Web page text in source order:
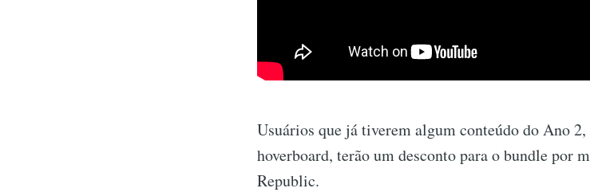
Usuários que já tiverem algum conteúdo do Ano
hoverboard, terão um desconto para o bundle por
Republic.